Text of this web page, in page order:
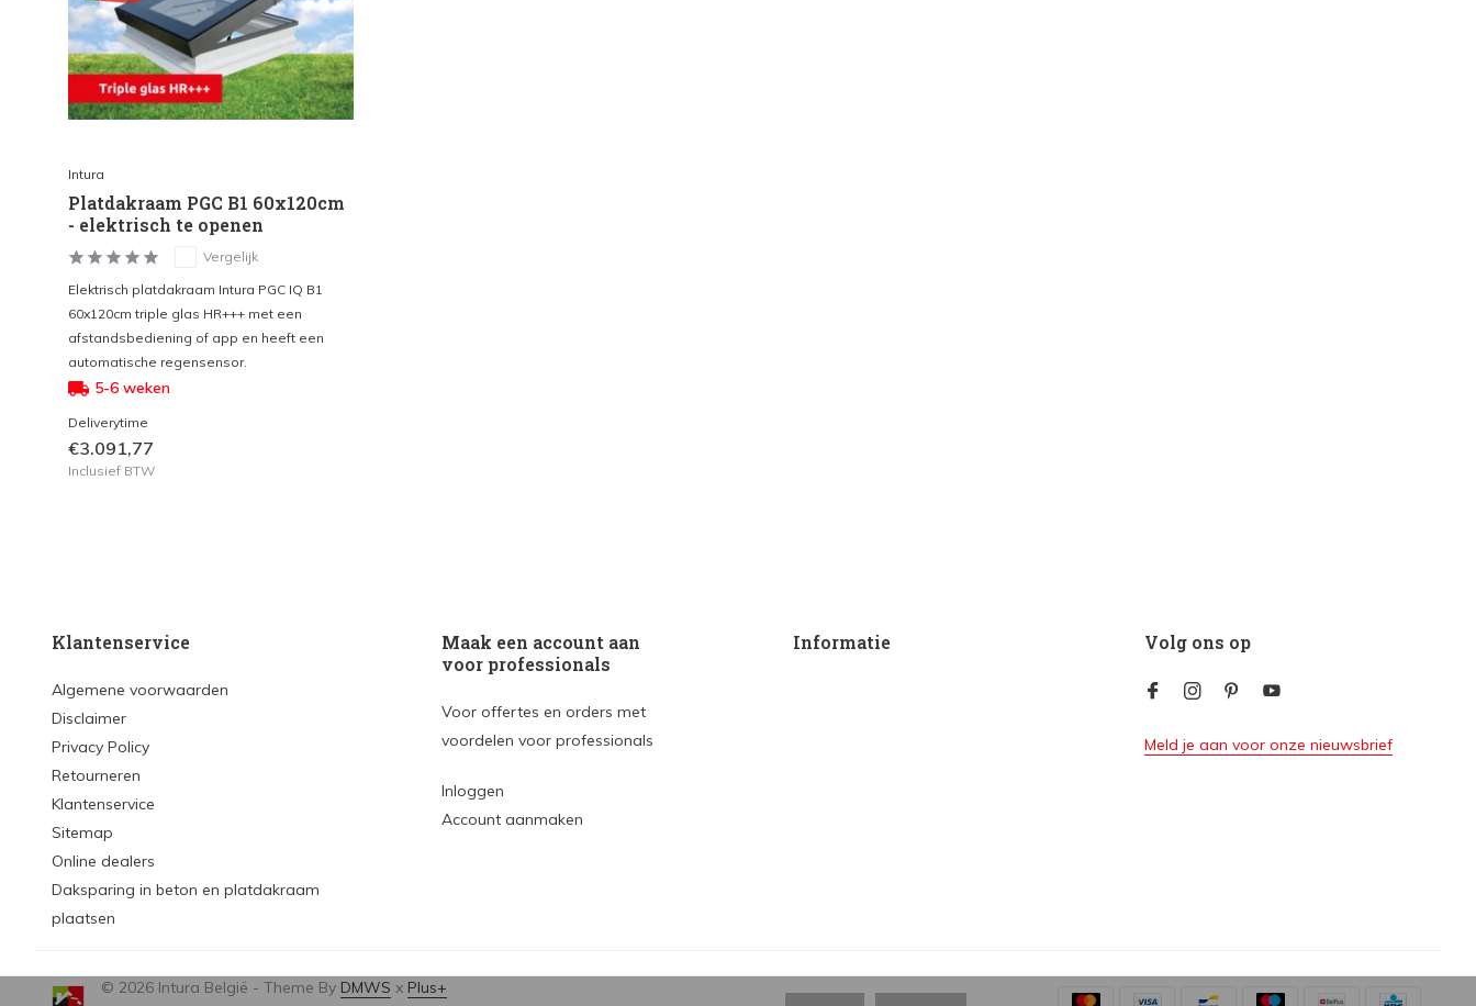
Intura
Platdakraam PGC B1 60x120cm
- elektrisch te openen
Vergelijk
Elektrisch platdakraam Intura PGC IQ B1
60x120cm triple glas HR+++ met een
afstandsbediening of app en heeft een
automatische regensensor.
5-6 weken
Deliverytime
€3.091,77
Inclusief BTW
Klantenservice
Algemene voorwaarden
Disclaimer
Privacy Policy
Retourneren
Klantenservice
Sitemap
Online dealers
Daksparing in beton en platdakraam
plaatsen
Maak een account aan
voor professionals
Voor offertes en orders met
voordelen voor professionals
Inloggen
Account aanmaken
Informatie Volg ons op
Meld je aan voor onze nieuwsbrief
© 2026 Intura België - Theme By DMWS x Plus+